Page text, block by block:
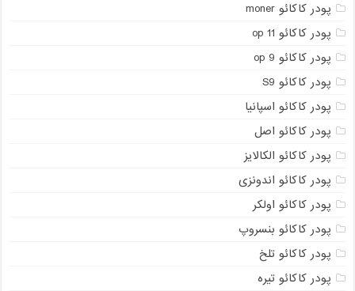
پودر کاکائو moner
پودر کاکائو op 11
پودر کاکائو op 9
پودر کاکائو S9
پودر کاکائو اسپانیا
پودر کاکائو اصل
پودر کاکائو الکالایز
پودر کاکائو اندونزی
پودر کاکائو اولکر
پودر کاکائو بنسروپ
پودر کاکائو تلخ
پودر کاکائو تیره